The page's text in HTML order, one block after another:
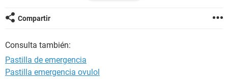
Compartir
Consulta también:
Pastilla de emergencia
Pastilla emergencia ovulol